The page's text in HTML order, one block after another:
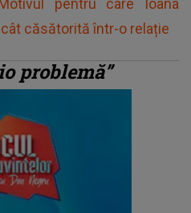
căsătorită într-o relație
problemă”